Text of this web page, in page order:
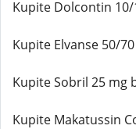
Kupite Dolcontin
Kupite Elvanse 50/
Kupite Sobril 25 mg
Kupite Makatussin